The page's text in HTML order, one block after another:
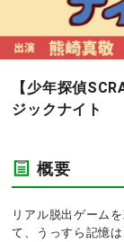
【少年探偵
ジックナイト
概要
リアル脱出ゲーム
て、うっすら記憶